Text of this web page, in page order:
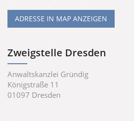
ADRESSE IN MAP ANZEIGEN
Zweigstelle Dresden
Anwaltskanzlei Gründig
Königstraße 11
01097 Dresden